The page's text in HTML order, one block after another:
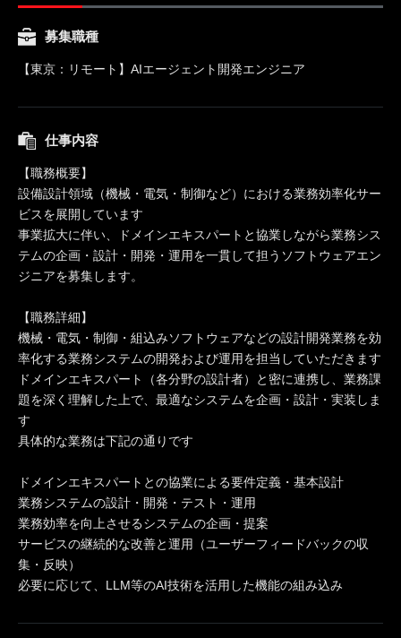
募集職種
【東京：リモート】AIエージェント開発エンジニア
仕事内容
【職務概要】
設備設計領域（機械・電気・制御など）における業務効率化サー
ビスを展開しています
事業拡大に伴い、ドメインエキスパートと協業しながら業務シス
テムの企画・設計・開発・運用を一貫して担うソフトウェアエン
ジニアを募集します。
【職務詳細】
機械・電気・制御・組込みソフトウェアなどの設計開発業務を効
率化する業務システムの開発および運用を担当していただきます
ドメインエキスパート（各分野の設計者）と密に連携し、業務課
題を深く理解した上で、最適なシステムを企画・設計・実装しま
す
具体的な業務は下記の通りです
ドメインエキスパートとの協業による要件定義・基本設計
業務システムの設計・開発・テスト・運用
業務効率を向上させるシステムの企画・提案
サービスの継続的な改善と運用（ユーザーフィードバックの収
集・反映）
必要に応じて、LLM等のAI技術を活用した機能の組み込み